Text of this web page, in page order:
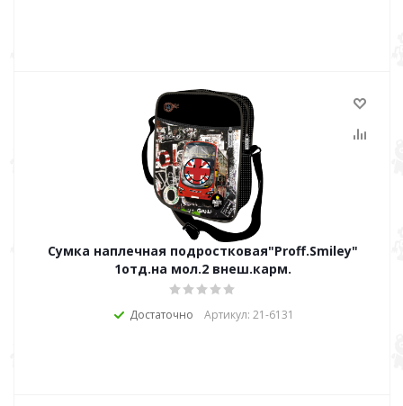
Сумка наплечная подростковая"Proff.Smiley"
1отд.на мол.2 внеш.карм.
Достаточно Артикул: 21-6131